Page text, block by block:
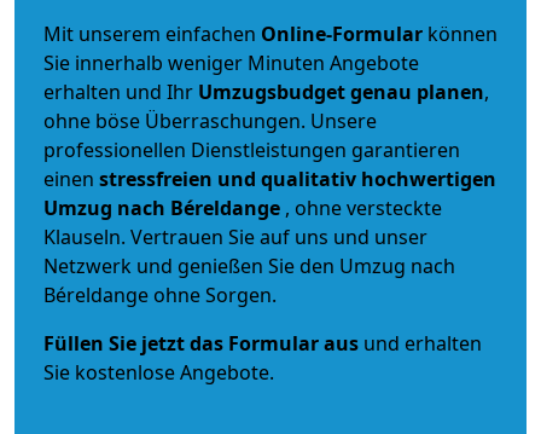
Mit unserem einfachen Online-Formular können
Sie innerhalb weniger Minuten Angebote
erhalten und Ihr Umzugsbudgetgenau planen,
ohne böse Überraschungen. Unsere
professionellen Dienstleistungen garantieren
einen stressfreien und qualitativ hochwertigen
Umzug nach Béreldange , ohne versteckte
Klauseln. Vertrauen Sie auf uns und unser
Netzwerk und genießen Sie den Umzug nach
Béreldange ohne Sorgen.
Füllen Sie jetzt das Formular aus und erhalten
Sie kostenlose Angebote.